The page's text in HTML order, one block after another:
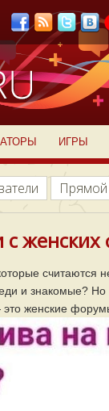
ИГРЫ
и знакомые? Но
женские